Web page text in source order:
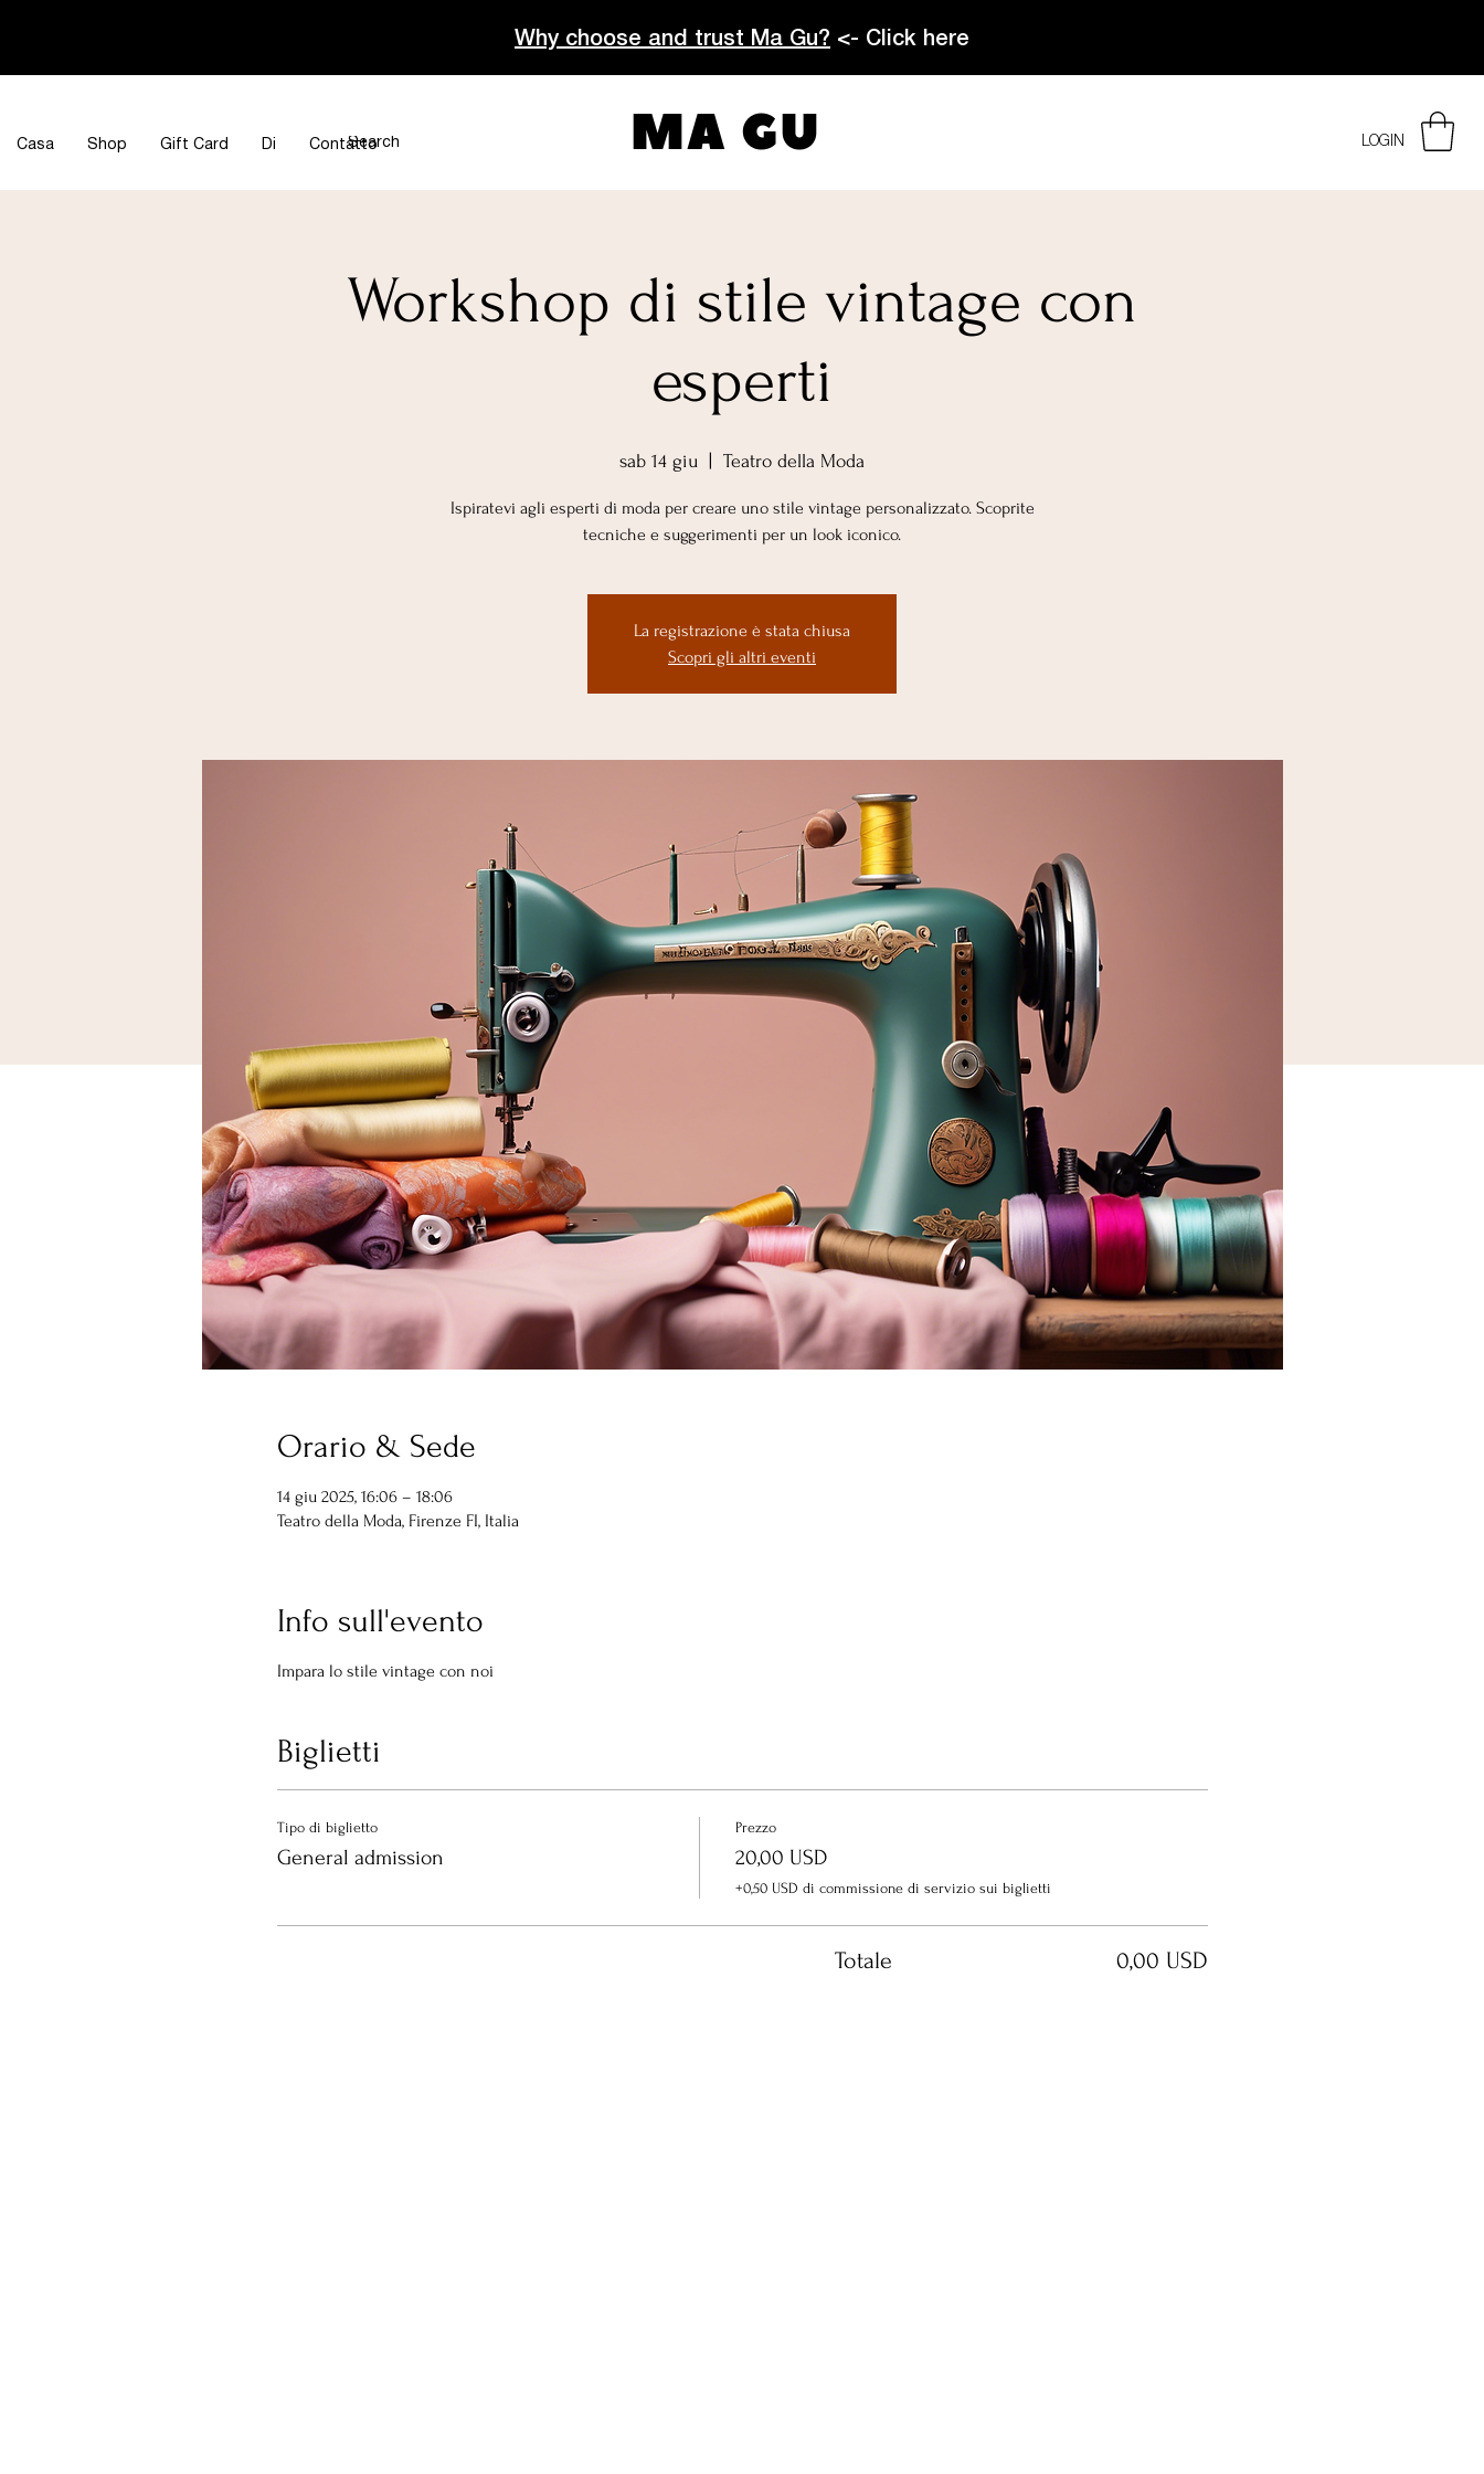
Why choose and trust Ma Gu? <- Click here
Casa Shop Gift Card Di Contatto LOGIN
MA GU
Workshop di stile vintage con
esperti
sab 14 giu Teatro della Moda
Ispiratevi agli esperti di moda per creare uno stile vintage personalizzato. Scoprite
tecniche e suggerimenti per un look iconico.
La registrazione è stata chiusa
Scopri gli altri eventi
Orario & Sede
14 giu 2025, 16:06 – 18:06
Teatro della Moda, Firenze FI, Italia
Info sull'evento
Impara lo stile vintage con noi
Biglietti
Tipo di biglietto
General admission
Prezzo
20,00 USD
+0,50 USD di commissione di servizio sui biglietti
Totale 0,00 USD